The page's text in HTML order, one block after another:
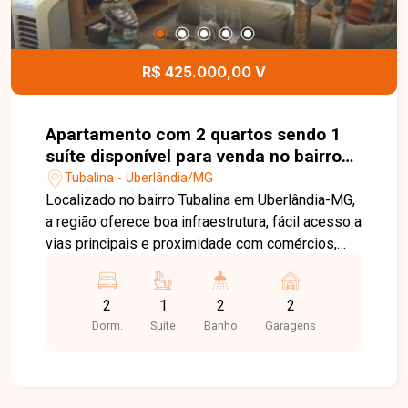
R$ 425.000,00 V
Apartamento com 2 quartos sendo 1
suíte disponível para venda no bairro
Tubalina em Uberlândia-MG
Tubalina - Uberlândia/MG
Localizado no bairro Tubalina em Uberlândia-MG,
a região oferece boa infraestrutura, fácil acesso a
vias principais e proximidade com comércios,
praticidade no dia a dia. O apartamento possui
aproximadamente 70 m² de área privativa, todo
montado com armários planejados, composto por
2
Dorm.
1
Suite
2
Banho
2
Garagens